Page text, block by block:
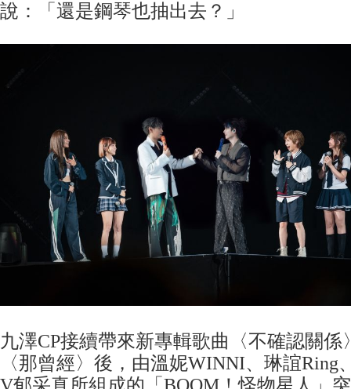
說：「還是鋼琴也抽出去？」
九澤CP接續帶來新專輯歌曲〈不確認關係
〈那曾經〉後，由溫妮WINNI、琳誼Ring